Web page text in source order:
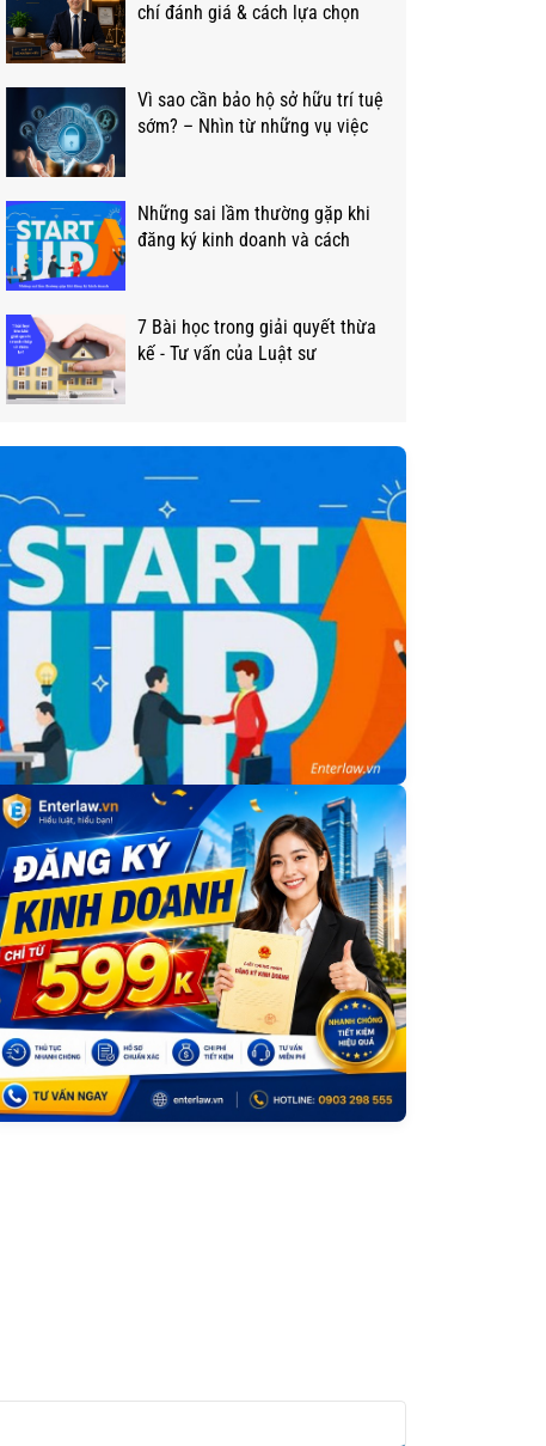
chí đánh giá & cách lựa chọn
Vì sao cần bảo hộ sở hữu trí tuệ
sớm? – Nhìn từ những vụ việc
Những sai lầm thường gặp khi
đăng ký kinh doanh và cách
7 Bài học trong giải quyết thừa
kế - Tư vấn của Luật sư